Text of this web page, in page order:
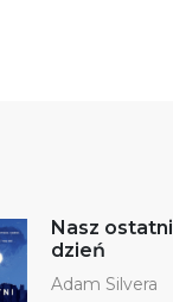
Nasz ostatni
dzień
Adam Silvera